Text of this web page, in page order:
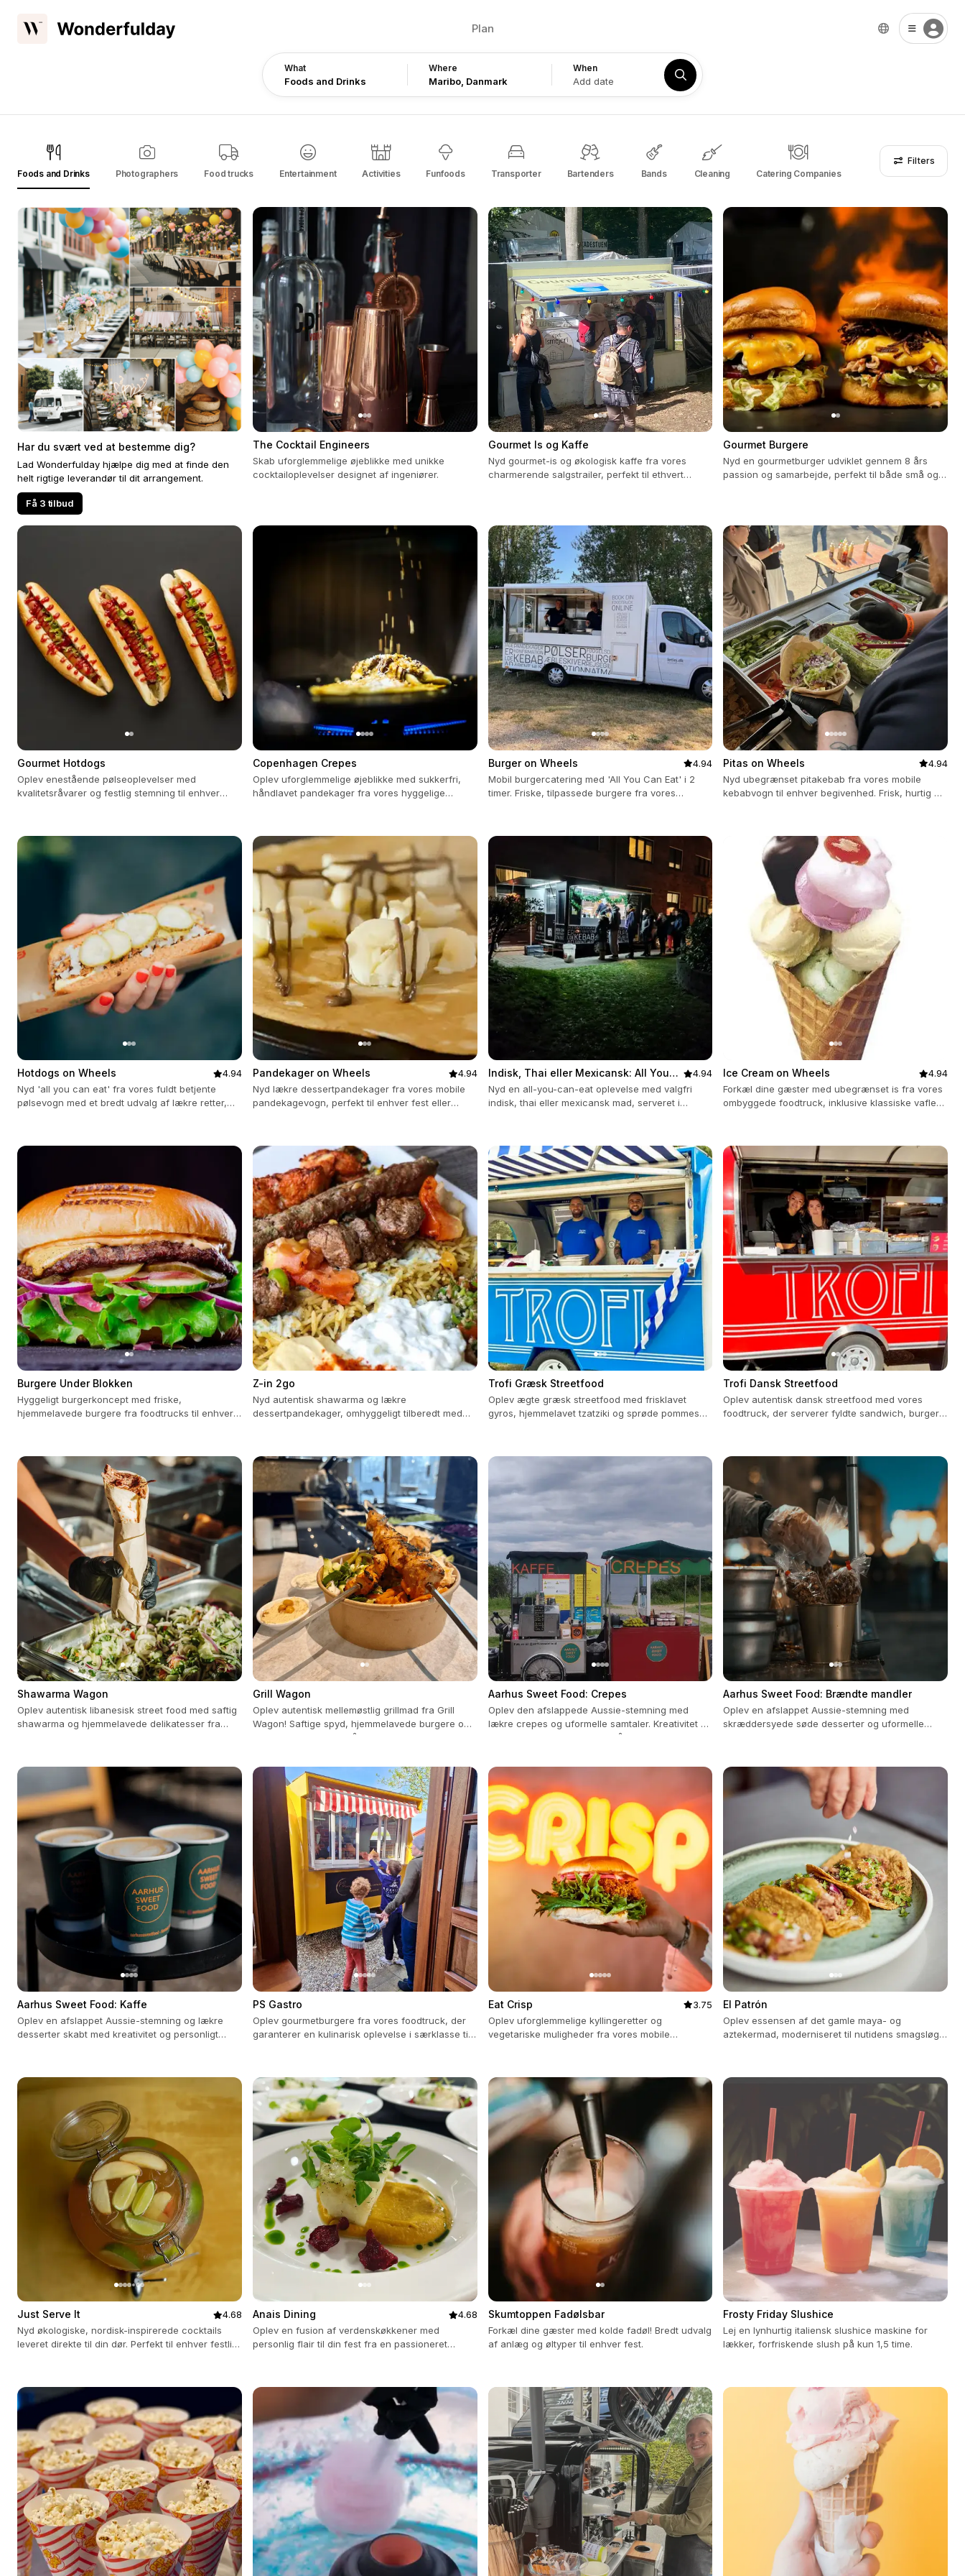
Plan
What
Foods and Drinks
Where When
Add date
Foods and Drinks Photographers Food trucks Entertainment Activities Funfoods Transporter Bartenders Bands Cleaning Catering Companies
Filters
Har du svært ved at bestemme dig?
Lad Wonderfulday hjælpe dig med at finde den
helt rigtige leverandør til dit arrangement.
Få 3 tilbud
The Cocktail Engineers
Skab uforglemmelige øjeblikke med unikke
cocktailoplevelser designet af ingeniører.
Gourmet Is og Kaffe
Nyd gourmet-is og økologisk kaffe fra vores
charmerende salgstrailer, perfekt til ethvert
Gourmet Burgere
Nyd en gourmetburger udviklet gennem 8 års
passion og samarbejde, perfekt til både små og
Gourmet Hotdogs
Oplev enestående pølseoplevelser med
kvalitetsråvarer og festlig stemning til enhver
Copenhagen Crepes
Oplev uforglemmelige øjeblikke med sukkerfri,
håndlavet pandekager fra vores hyggelige
Burger on Wheels
4.94
Mobil burgercatering med 'All You Can Eat' i 2
timer. Friske, tilpassede burgere fra vores
Pitas on Wheels
4.94
Nyd ubegrænset pitakebab fra vores mobile
kebabvogn til enhver begivenhed. Frisk, hurtig og
Hotdogs on Wheels
4.94
Nyd 'all you can eat' fra vores fuldt betjente
pølsevogn med et bredt udvalg af lækre retter,
Pandekager on Wheels
4.94
Nyd lækre dessertpandekager fra vores mobile
pandekagevogn, perfekt til enhver fest eller
Indisk, Thai eller Mexicansk: All You
Can Eat
4.94
Nyd en all-you-can-eat oplevelse med valgfri
indisk, thai eller mexicansk mad, serveret i
Ice Cream on Wheels
4.94
Forkæl dine gæster med ubegrænset is fra vores
ombyggede foodtruck, inklusive klassiske vafler
Burgere Under Blokken
Hyggeligt burgerkoncept med friske,
hjemmelavede burgere fra foodtrucks til enhver
Z-in 2go
Nyd autentisk shawarma og lækre
dessertpandekager, omhyggeligt tilberedt med
Trofi Græsk Streetfood
Oplev ægte græsk streetfood med frisklavet
gyros, hjemmelavet tzatziki og sprøde pommes
Trofi Dansk Streetfood
Oplev autentisk dansk streetfood med vores
foodtruck, der serverer fyldte sandwich, burgere
Shawarma Wagon
Oplev autentisk libanesisk street food med saftig
shawarma og hjemmelavede delikatesser fra
Grill Wagon
Oplev autentisk mellemøstlig grillmad fra Grill
Wagon! Saftige spyd, hjemmelavede burgere og
friske salater venter på dig.
Aarhus Sweet Food: Crepes
Oplev den afslappede Aussie-stemning med
lækre crepes og uformelle samtaler. Kreativitet og
personlig tilpasning i hvert måltid.
Aarhus Sweet Food: Brændte mandler
Oplev en afslappet Aussie-stemning med
skræddersyede søde desserter og uformelle
Aarhus Sweet Food: Kaffe
Oplev en afslappet Aussie-stemning og lækre
desserter skabt med kreativitet og personligt
PS Gastro
Oplev gourmetburgere fra vores foodtruck, der
garanterer en kulinarisk oplevelse i særklasse til
Eat Crisp
3.75
Oplev uforglemmelige kyllingeretter og
vegetariske muligheder fra vores mobile
El Patrón
Oplev essensen af ​​det gamle maya- og
aztekermad, moderniseret til nutidens smagsløg
Just Serve It
4.68
Nyd økologiske, nordisk-inspirerede cocktails
leveret direkte til din dør. Perfekt til enhver festlig
Anais Dining
4.68
Oplev en fusion af verdenskøkkener med
personlig flair til din fest fra en passioneret
Skumtoppen Fadølsbar
Forkæl dine gæster med kolde fadøl! Bredt udvalg
af anlæg og øltyper til enhver fest.
Frosty Friday Slushice
Lej en lynhurtig italiensk slushice maskine for
lækker, forfriskende slush på kun 1,5 time.